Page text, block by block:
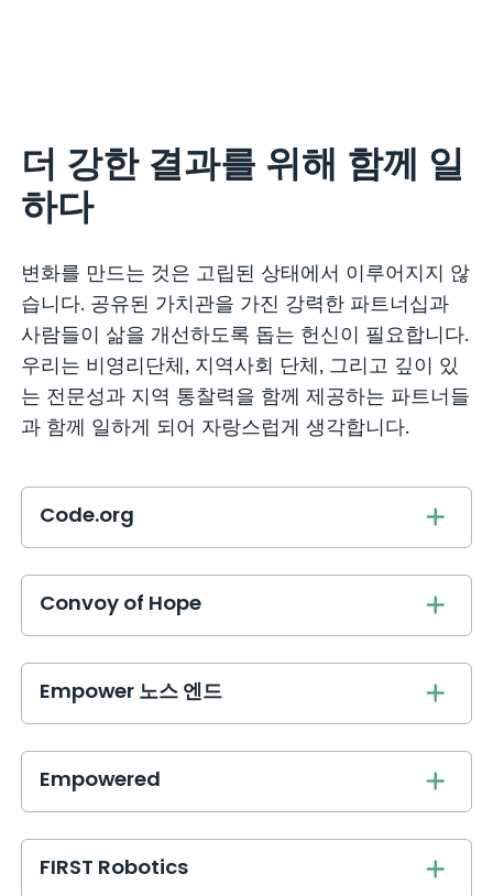
더 강한 결과를 위해 함께 일
하다
변화를 만드는 것은 고립된 상태에서 이루어지지 않
습니다. 공유된 가치관을 가진 강력한 파트너십과
사람들이 삶을 개선하도록 돕는 헌신이 필요합니다.
우리는 비영리단체, 지역사회 단체, 그리고 깊이 있
는 전문성과 지역 통찰력을 함께 제공하는 파트너들
과 함께 일하게 되어 자랑스럽게 생각합니다.
Code.org
Convoy of Hope
Empower 노스 엔드
Empowered
FIRST Robotics